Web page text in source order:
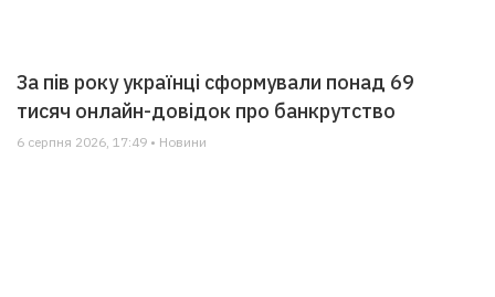
За пів року українці сформували понад 69
тисяч онлайн-довідок про банкрутство
6 серпня 2026, 17:49 • Новини